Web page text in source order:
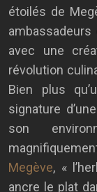
étoilés de
ambassadeurs
avec une
révolution
Bien plus
signature
son
Megève, «
ancre le plat